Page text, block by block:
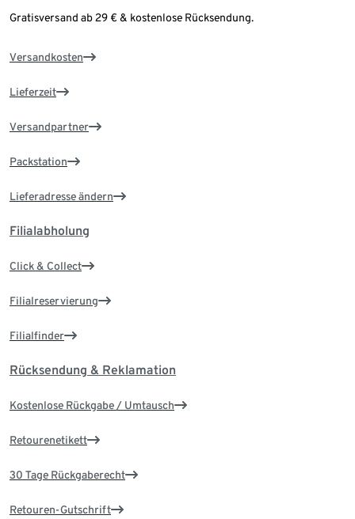
Gratisversand ab 29 € & kostenlose Rücksendung.
Versandkosten
Lieferzeit
Versandpartner
Packstation
Lieferadresse ändern
Filialabholung
Click & Collect
Filialreservierung
Filialfinder
Rücksendung & Reklamation
Kostenlose Rückgabe / Umtausch
Retourenetikett
30 Tage Rückgaberecht
Retouren-Gutschrift